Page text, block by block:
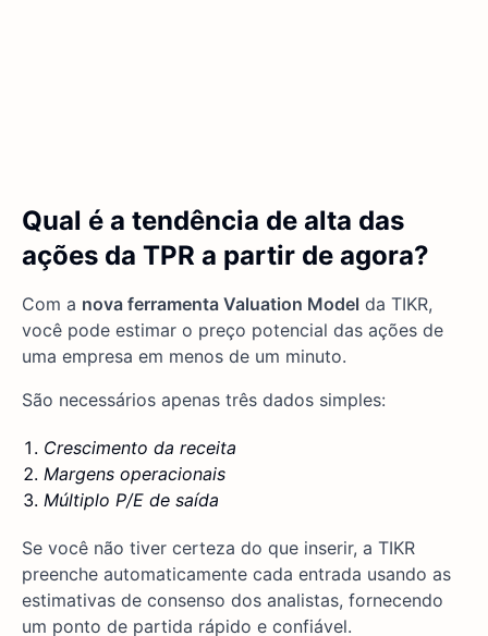
Qual é a tendência de alta das
ações da TPR a partir de agora?
Com a nova ferramenta Valuation Model da TIKR,
você pode estimar o preço potencial das ações de
uma empresa em menos de um minuto.
São necessários apenas três dados simples:
Crescimento da receita
Margens operacionais
Múltiplo P/E de saída
Se você não tiver certeza do que inserir, a TIKR
preenche automaticamente cada entrada usando as
estimativas de consenso dos analistas, fornecendo
um ponto de partida rápido e confiável.